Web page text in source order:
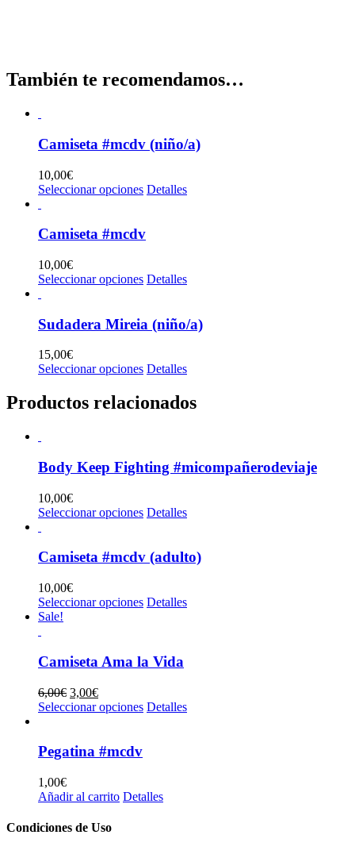
También te recomendamos…
Camiseta #mcdv (niño/a)
10,00€
Seleccionar opciones Este
opciones
se
elegir
en
de
Detalles
Camiseta #mcdv
10,00€
Seleccionar opciones Este
múltiples
variantes.
opciones
se
pueden
elegir
de
producto
Detalles
Sudadera Mireia (niño/a)
15,00€
Seleccionar opciones Este
múltiples
se
en
de
producto
Detalles
Productos relacionados
Body Keep Fighting #micompañerodeviaje
10,00€
Seleccionar opciones Este
múltiples
variantes.
opciones
se
en
la
producto
Detalles
Camiseta #mcdv (adulto)
10,00€
Seleccionar opciones Este
variantes.
Las
se
pueden
producto
Detalles
Sale!
Camiseta Ama la Vida
6,00€ El
precio
6,00€.
3,00€El
precio
3,00€.
Seleccionar opciones Este
opciones
se
Detalles
Pegatina #mcdv
1,00€
Añadir al carrito Detalles
Condiciones de Uso